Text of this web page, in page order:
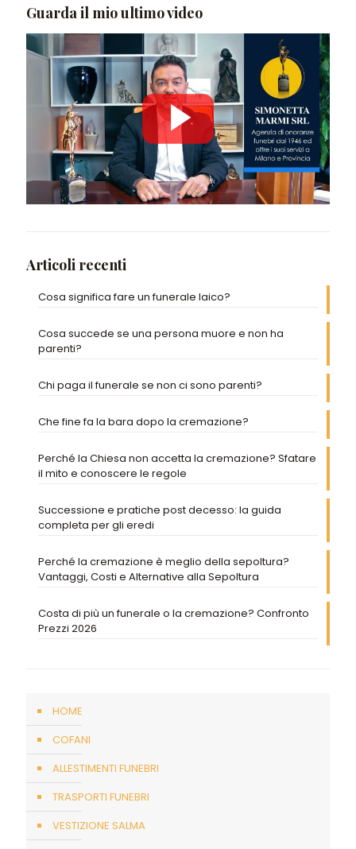
Guarda il mio ultimo video
Articoli recenti
Cosa significa fare un funerale laico?
Cosa succede se una persona muore e non ha
parenti?
Chi paga il funerale se non ci sono parenti?
Che fine fa la bara dopo la cremazione?
Perché la Chiesa non accetta la cremazione? Sfatare
il mito e conoscere le regole
Successione e pratiche post decesso: la guida
completa per gli eredi
Perché la cremazione è meglio della sepoltura?
Vantaggi, Costi e Alternative alla Sepoltura
Costa di più un funerale o la cremazione? Confronto
Prezzi 2026
HOME
COFANI
ALLESTIMENTI FUNEBRI
TRASPORTI FUNEBRI
VESTIZIONE SALMA